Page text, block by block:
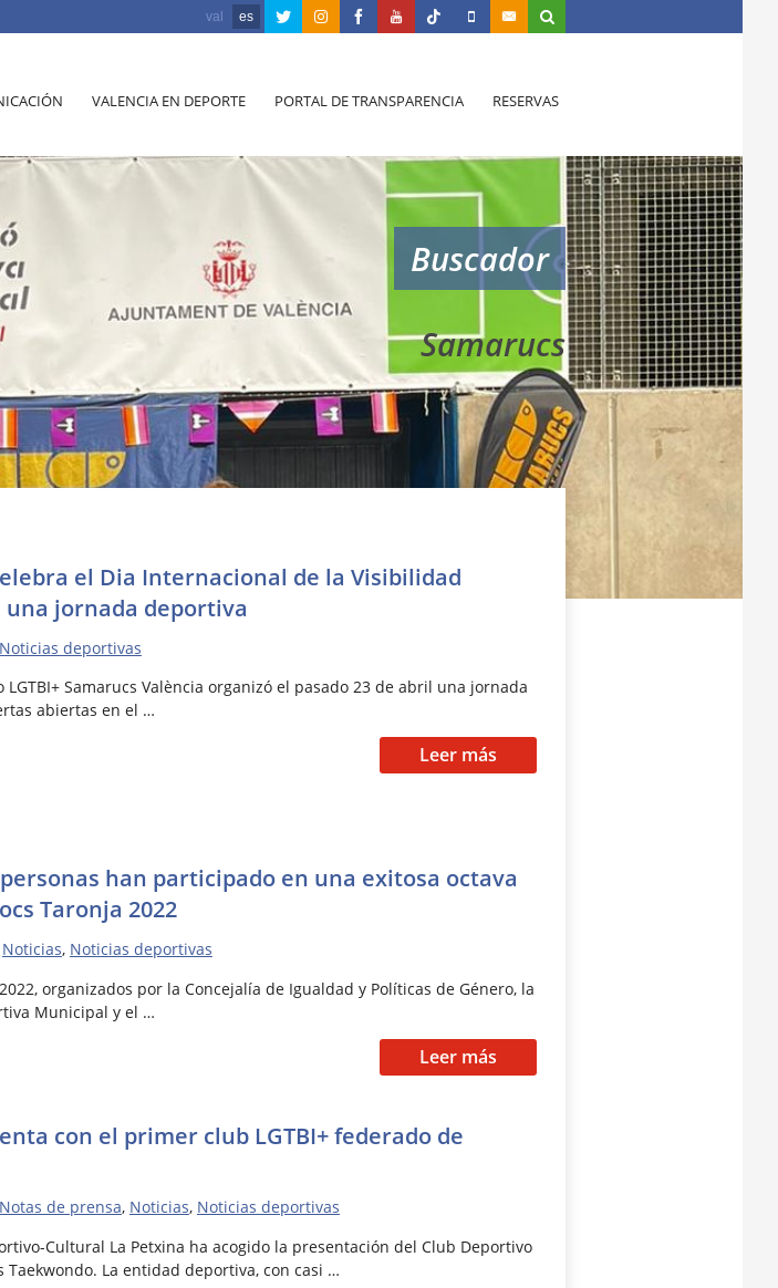
val es
VALENCIA EN DEPORTE PORTAL DE TRANSPARENCIA RESERVAS
Buscador
Samarucs
el Dia Internacional de la Visibilidad
una jornada deportiva
Noticias deportivas
LGTBI+ Samarucs València organizó el pasado 23 de abril una jornada
abiertas en el …
Leer más
personas han participado en una exitosa octava
Taronja 2022
Noticias, Noticias deportivas
organizados por la Concejalía de Igualdad y Políticas de Género, la
Municipal y el …
Leer más
con el primer club LGTBI+ federado de
Notas de prensa, Noticias, Noticias deportivas
Cultural La Petxina ha acogido la presentación del Club Deportivo
Taekwondo. La entidad deportiva, con casi …